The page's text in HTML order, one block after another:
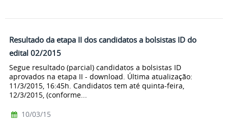
Resultado da etapa II dos candidatos a bolsistas ID do
edital 02/2015
Segue resultado (parcial) candidatos a bolsistas ID
aprovados na etapa II - download. Última atualização:
11/3/2015, 16:45h. Candidatos tem até quinta-feira,
12/3/2015, (conforme...
10/03/15